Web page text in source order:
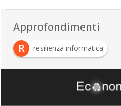
Approfondimenti
R
resilienza informatica
S Sicurezza informatica